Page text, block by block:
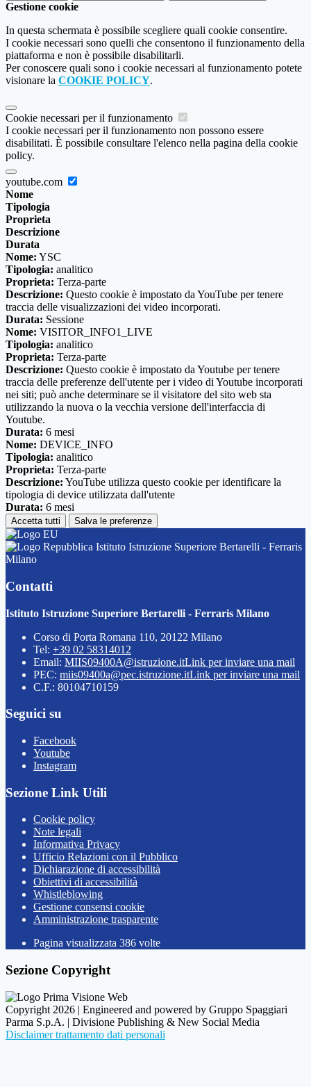
Gestione cookie
In questa schermata è possibile scegliere quali cookie consentire.
I cookie necessari sono quelli che consentono il funzionamento della
piattaforma e non è possibile disabilitarli.
Per conoscere quali sono i cookie necessari al funzionamento potete
visionare la COOKIE POLICY.
Cookie necessari per il funzionamento
I cookie necessari per il funzionamento non possono essere
disabilitati. È possibile consultare l'elenco nella pagina della cookie
policy.
youtube.com
Nome
Tipologia
Proprieta
Descrizione
Durata
Nome: YSC
Tipologia: analitico
Proprieta: Terza-parte
Descrizione: Questo cookie è impostato da YouTube per tenere
traccia delle visualizzazioni dei video incorporati.
Durata: Sessione
Nome: VISITOR_INFO1_LIVE
Tipologia: analitico
Proprieta: Terza-parte
Descrizione: Questo cookie è impostato da Youtube per tenere
traccia delle preferenze dell'utente per i video di Youtube incorporati
nei siti; può anche determinare se il visitatore del sito web sta
utilizzando la nuova o la vecchia versione dell'interfaccia di
Youtube.
Durata: 6 mesi
Nome: DEVICE_INFO
Tipologia: analitico
Proprieta: Terza-parte
Descrizione: YouTube utilizza questo cookie per identificare la
tipologia di device utilizzata dall'utente
Durata: 6 mesi
Accetta tutti Salva le preferenze
Istituto Istruzione Superiore Bertarelli - Ferraris
Milano
Contatti
Istituto Istruzione Superiore Bertarelli - Ferraris Milano
Corso di Porta Romana 110, 20122 Milano
Tel: +39 02 58314012
Email: MIIS09400A@istruzione.itLink per inviare una mail
PEC: miis09400a@pec.istruzione.itLink per inviare una mail
C.F.: 80104710159
Seguici su
Facebook
Youtube
Instagram
Sezione Link Utili
Cookie policy
Note legali
Informativa Privacy
Ufficio Relazioni con il Pubblico
Dichiarazione di accessibilità
Obiettivi di accessibilità
Whistleblowing
Gestione consensi cookie
Amministrazione trasparente
Pagina visualizzata 386 volte
Sezione Copyright
Copyright 2026 | Engineered and powered by Gruppo Spaggiari
Parma S.p.A. | Divisione Publishing & New Social Media
Disclaimer trattamento dati personali